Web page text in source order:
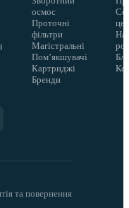
осмос
Проточні
фільтри
Магістральні
Помʼякшувачі
Картриджі
Бренди
та повернення